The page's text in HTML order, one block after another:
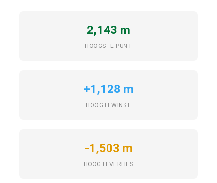
2,143 m
HOOGSTE PUNT
+1,128 m
HOOGTEWINST
-1,503 m
HOOGTEVERLIES